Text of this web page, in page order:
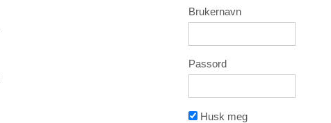
Brukernavn
Passord
Husk meg